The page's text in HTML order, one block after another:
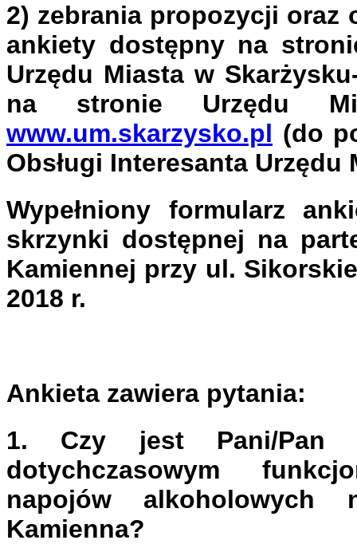
2) zebrania propozycji oraz
ankiety dostępny na
Urzędu Miasta w
na stronie Urzędu
www.um.skarzysko.pl (do
Obsługi Interesanta
Wypełniony formularz
skrzynki dostępnej na
Kamiennej przy ul.
2018 r.
Ankieta zawiera pytania:
1. Czy jest Pani/Pan
dotychczasowym
napojów alkoholowych
Kamienna?